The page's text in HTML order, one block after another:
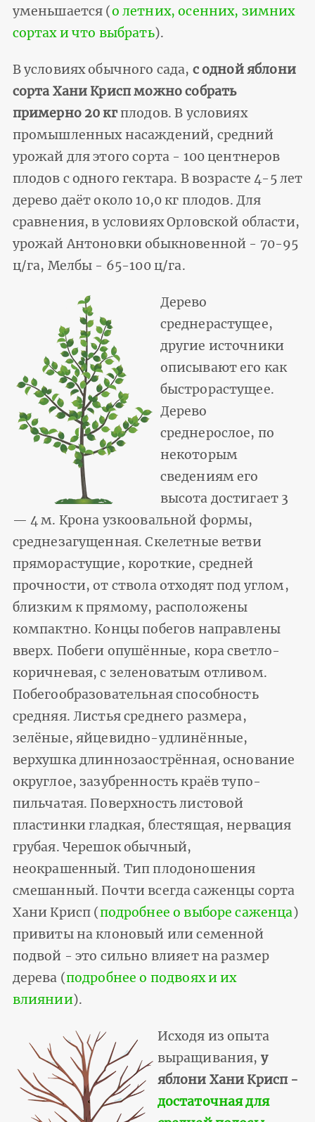
уменьшается (о летних, осенних, зимних
сортах и что выбрать).
В условиях обычного сада, с одной яблони
сорта Хани Крисп можно собрать
примерно 20 кгплодов. В условиях
промышленных насаждений, средний
урожай для этого сорта - 100 центнеров
плодов с одного гектара. В возрасте 4-5 лет
дерево даёт около 10,0 кг плодов. Для
сравнения, в условиях Орловской области,
урожай Антоновки обыкновенной - 70-95
ц/га, Мелбы - 65-100 ц/га.
Дерево
среднерастущее,
другие источники
описывают его как
быстрорастущее.
Дерево
среднерослое, по
некоторым
сведениям его
высота достигает 3
— 4 м. Крона узкоовальной формы,
среднезагущенная. Скелетные ветви
пряморастущие, короткие, средней
прочности, от ствола отходят под углом,
близким к прямому, расположены
компактно. Концы побегов направлены
вверх. Побеги опушённые, кора светло-
коричневая, с зеленоватым отливом.
Побегообразовательная способность
средняя. Листья среднего размера,
зелёные, яйцевидно-удлинённые,
верхушка длиннозаострённая, основание
округлое, зазубренность краёв тупо-
пильчатая. Поверхность листовой
пластинки гладкая, блестящая, нервация
грубая. Черешок обычный,
неокрашенный. Тип плодоношения
смешанный. Почти всегда саженцы сорта
Хани Крисп (подробнее о выборе саженца)
привиты на клоновый или семенной
подвой - это сильно влияет на размер
дерева (подробнее о подвоях и их
влиянии).
Исходя из опыта
выращивания, у
яблони Хани Крисп -
достаточная для